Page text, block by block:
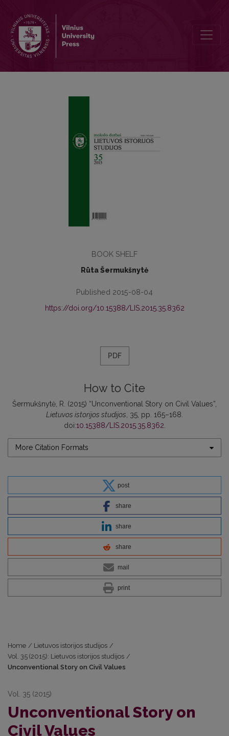
BOOK SHELF
Rūta Šermukšnytė
Published 2015-08-04
https://doi.org/10.15388/LIS.2015.35.8362
PDF
How to Cite
Šermukšnytė, R. (2015) “Unconventional Story on Civil Values”,
Lietuvos istorijos studijos , 35, pp. 165–168.
doi:10.15388/LIS.2015.35.8362
More Citation Formats
post
share
share
share
mail
print
Home / Lietuvos istorijos studijos /
Vol. 35 (2015): Lietuvos istorijos studijos /
Unconventional Story on Civil Values
Vol. 35 (2015)
Unconventional Story on
Civil Values